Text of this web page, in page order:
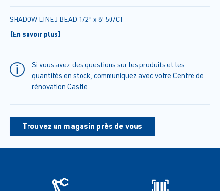
SHADOW LINE J BEAD 1/2" x 8' 50/CT
[En savoir plus]
Si vous avez des questions sur les produits et les
quantités en stock, communiquez avec votre Centre de
rénovation Castle.
Trouvez un magasin près de vous